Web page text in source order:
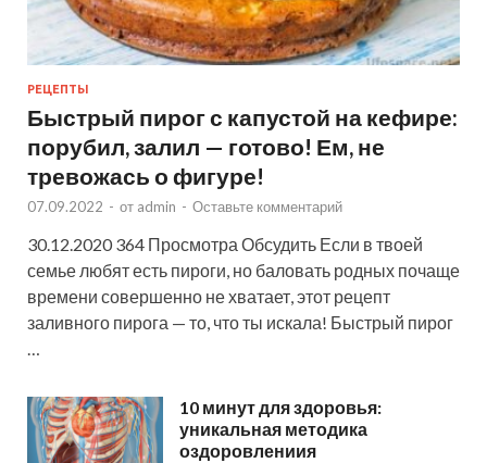
РЕЦЕПТЫ
Быстрый пирог с капустой на кефире:
порубил, залил — готово! Ем, не
тревожась о фигуре!
07.09.2022 - от admin - Оставьте комментарий
30.12.2020 364 Просмотра Обсудить Если в твоей
семье любят есть пироги, но баловать родных почаще
времени совершенно не хватает, этот рецепт
заливного пирога — то, что ты искала! Быстрый пирог
…
10 минут для здоровья:
уникальная методика
оздоровлениия